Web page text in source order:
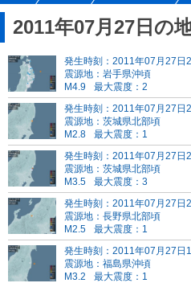
2011年07月27日の
発生時刻：2011年07月27日
震源地：岩手県沖頃
M4.9
最大震度：2
発生時刻：2011年07月27日
震源地：茨城県北部頃
M2.8
最大震度：1
発生時刻：2011年07月27日
震源地：茨城県北部頃
M3.5
最大震度：3
発生時刻：2011年07月27日
震源地：長野県北部頃
M2.5
最大震度：1
発生時刻：2011年07月27日
震源地：福島県沖頃
M3.2
最大震度：1